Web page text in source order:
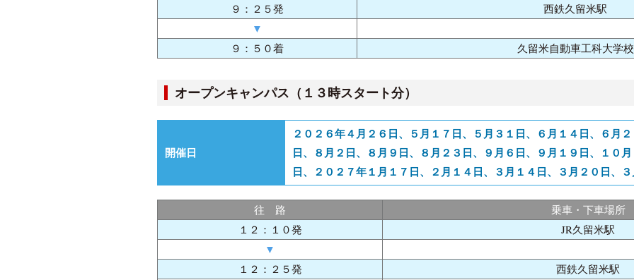
９：２５発
西鉄久留米駅
▼
９：５０着
久留米自動車工科大学校
オープンキャンパス（１３時スタート分）
開催日
２０２６年４月２６日、５月１７日、５月３１日、６月１４日、６月
日、８月２日、８月９日、８月２３日、９月６日、９月１９日、１０
日、２０２７年１月１７日、２月１４日、３月１４日、３月２０日、
往 路
乗車・下車場所
１２：１０発
JR久留米駅
▼
１２：２５発
西鉄久留米駅